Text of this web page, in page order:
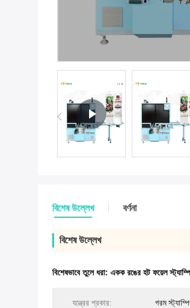
বিশেষ উল্লেখ বর্ণনা
বিশেষ উল্লেখ
বিশেষভাবে তুলে ধরা: একক রঙের হট ফয়েল
যন্ত্রের প্রকার: গরম